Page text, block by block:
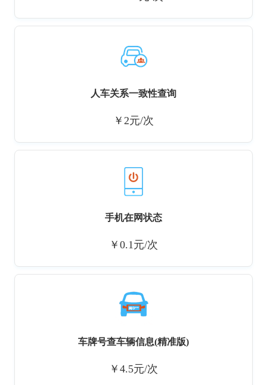
人车关系一致性查询
￥2元/次
手机在网状态
￥0.1元/次
车牌号查车辆信息(精准版)
￥4.5元/次